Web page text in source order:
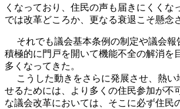
くなっており、住民の声も届きにくくな
では改革どころか、更なる衰退こそ懸念
それでも議会基本条例の制定や議会報
積極的に門戸を開いて機能不全の解消を
多くなってきた。
こうした動きをさらに発展させ、熱い
せるためには、より多くの住民参加が不
な議会改革においては、そこに必ず住民